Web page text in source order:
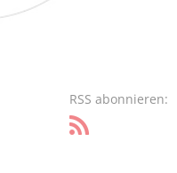
RSS abonnieren: